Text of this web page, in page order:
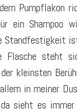
Pumpflakon
ein Shampoo
Standfestigkeit
Flasche steht
kleinsten
in meiner
sieht es